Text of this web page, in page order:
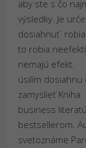
aby ste s čo
výsledky. Je
dosiahnuť
to robia
nemajú efekt.
úsilím dosiahnu
zamyslieť Kniha
business
bestsellerom.
svetoznáme